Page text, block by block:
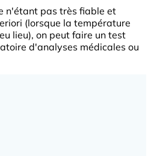
n'étant pas très fiable et
(lorsque la température
lieu), on peut faire un test
d'analyses médicales ou